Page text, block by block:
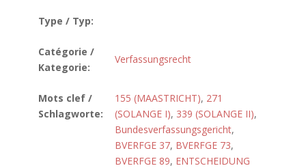
Type / Typ:
Catégorie /
Kategorie:
Verfassungsrecht
Mots clef /
Schlagworte:
155 (MAASTRICHT), 271
(SOLANGE I), 339 (SOLANGE II),
Bundesverfassungsgericht,
BVERFGE 37, BVERFGE 73,
BVERFGE 89, ENTSCHEIDUNG